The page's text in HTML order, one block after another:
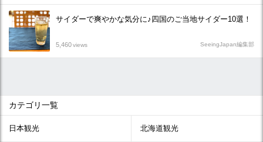
サイダーで爽やかな気分に♪四国のご当地サイダー10選！
5,460views SeeingJapan編集部
カテゴリ一覧
日本観光 北海道観光